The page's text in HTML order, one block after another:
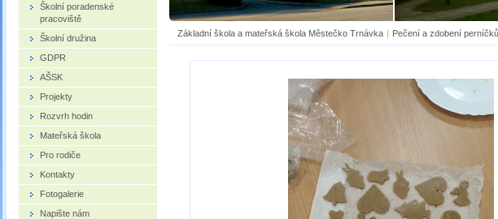
Základní škola a mateřská škola Městečko Trnávka | Pečení a zdobení perníčků
Školní poradenské
pracoviště
Školní družina
GDPR
AŠSK
Projekty
Rozvrh hodin
Mateřská škola
Pro rodiče
Kontakty
Fotogalerie
Napište nám